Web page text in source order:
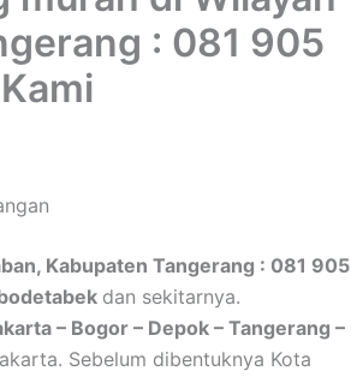
: 081 905
Kabupaten Tangerang : 081 905
dan sekitarnya.
– Bogor – Depok – Tangerang –
Sebelum dibentuknya Kota